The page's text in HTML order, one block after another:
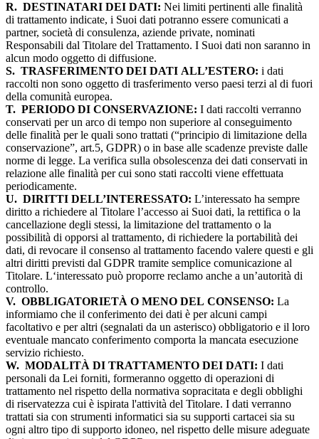
R. DESTINATARI DEI DATI: Nei limiti pertinenti alle finalità
di trattamento indicate, i Suoi dati potranno essere comunicati a
partner, società di consulenza, aziende private, nominati
Responsabili dal Titolare del Trattamento. I Suoi dati non saranno in
alcun modo oggetto di diffusione.
S. TRASFERIMENTO DEI DATI ALL’ESTERO: i dati
raccolti non sono oggetto di trasferimento verso paesi terzi al di fuori
della comunità europea.
T. PERIODO DI CONSERVAZIONE: I dati raccolti verranno
conservati per un arco di tempo non superiore al conseguimento
delle finalità per le quali sono trattati (“principio di limitazione della
conservazione”, art.5, GDPR) o in base alle scadenze previste dalle
norme di legge. La verifica sulla obsolescenza dei dati conservati in
relazione alle finalità per cui sono stati raccolti viene effettuata
periodicamente.
U. DIRITTI DELL’INTERESSATO: L’interessato ha sempre
diritto a richiedere al Titolare l’accesso ai Suoi dati, la rettifica o la
cancellazione degli stessi, la limitazione del trattamento o la
possibilità di opporsi al trattamento, di richiedere la portabilità dei
dati, di revocare il consenso al trattamento facendo valere questi e gli
altri diritti previsti dal GDPR tramite semplice comunicazione al
Titolare. L‘interessato può proporre reclamo anche a un’autorità di
controllo.
V. OBBLIGATORIETÀ O MENO DEL CONSENSO: La
informiamo che il conferimento dei dati è per alcuni campi
facoltativo e per altri (segnalati da un asterisco) obbligatorio e il loro
eventuale mancato conferimento comporta la mancata esecuzione
servizio richiesto.
W. MODALITÀ DI TRATTAMENTO DEI DATI: I dati
personali da Lei forniti, formeranno oggetto di operazioni di
trattamento nel rispetto della normativa sopracitata e degli obblighi
di riservatezza cui è ispirata l'attività del Titolare. I dati verranno
trattati sia con strumenti informatici sia su supporti cartacei sia su
ogni altro tipo di supporto idoneo, nel rispetto delle misure adeguate